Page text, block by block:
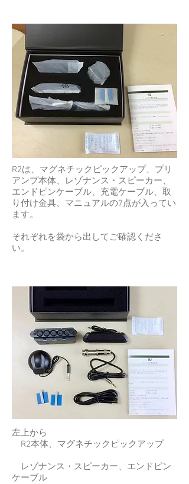
R2は、マグネチックピックアップ、プリ
アンプ本体、レゾナンス・スピーカー、
エンドピンケーブル、充電ケーブル、取
り付け金具、マニュアルの7点が入ってい
ます。
​それぞれを袋から出してご確認くださ
い。
左上から
R2本体、マグネチックピックアップ
レゾナンス・スピーカー、エンドピン
ケーブル